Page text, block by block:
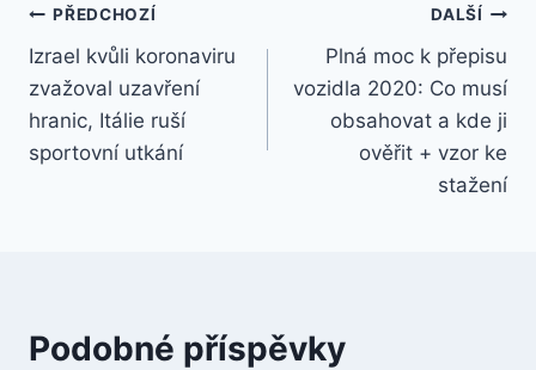
Navigace
pro
příspěvek
PŘEDCHOZÍ
Izrael kvůli koronaviru
zvažoval uzavření
hranic, Itálie ruší
sportovní utkání
DALŠÍ
Plná moc k přepisu
vozidla 2020: Co musí
obsahovat a kde ji
ověřit + vzor ke
stažení
Podobné příspěvky